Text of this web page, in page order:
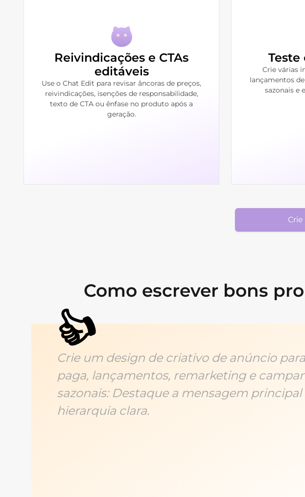
Reivindicações e CTAs
editáveis
Use o Chat Edit para revisar âncoras de preços,
reivindicações, isenções de responsabilidade,
texto de CTA ou ênfase no produto após a
geração.
Crie várias
lançamentos
sazonais e
Como escrever bons
Crie um design de criativo de anúncio
paga, lançamentos, remarketing e
sazonais: Destaque a mensagem principal
hierarquia clara.
👍